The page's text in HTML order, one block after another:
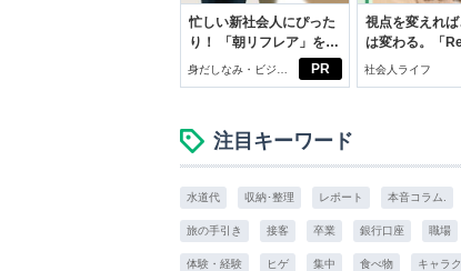
PR
忙しい新社会人にぴった
り！ 「朝リフレア」をは
じめよう。しっかりニオ
イケアして24時間快適。
身だしなみ・ビジネ
スアイテム
視点を変えれ
は変わる。「
PROJECT」が
社会人ライフ
注目キーワード
水道代 収納･整理 レポート 本音コラム.
旅の手引き 接客 卒業 銀行口座 職場
体験・経験 ヒゲ 集中 食べ物 キャラ